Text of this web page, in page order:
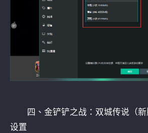
四、金铲铲之战：双城传说（
设置